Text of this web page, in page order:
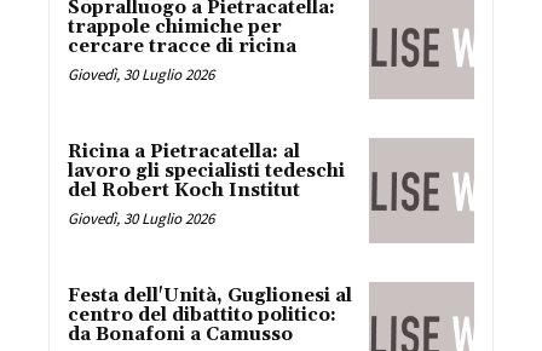
Sopralluogo a Pietracatella:
trappole chimiche per
cercare tracce di ricina
Giovedì, 30 Luglio 2026
Ricina a Pietracatella: al
lavoro gli specialisti tedeschi
del Robert Koch Institut
Giovedì, 30 Luglio 2026
Festa dell'Unità, Guglionesi al
centro del dibattito politico:
da Bonafoni a Camusso